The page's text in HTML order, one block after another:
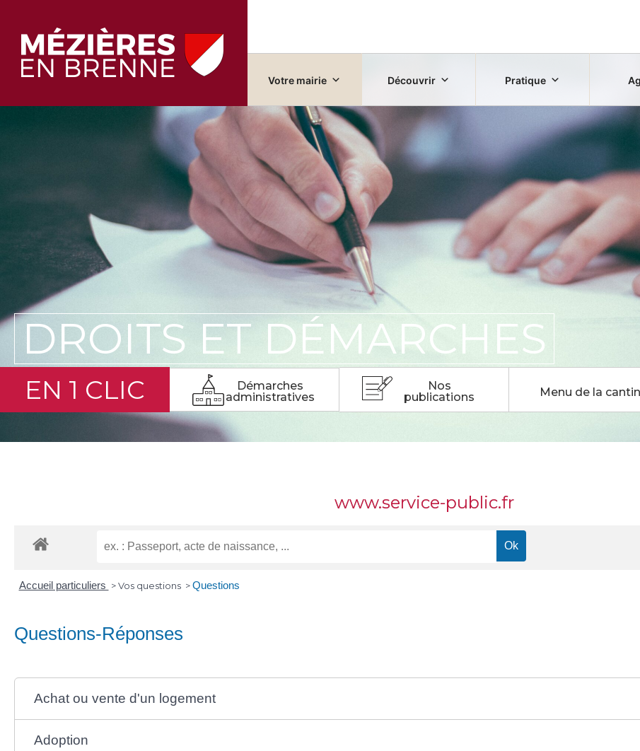
Votre mairie Découvrir Pratique
DROITS ET DÉMARCHES
EN 1 CLIC
Démarches
administratives
Nos
publications
Menu de la
VOTRE MAIRIE
www.service-public.fr
Accueil particuliers > Vos questions > Questions
Questions-Réponses
Achat ou vente d'un logement
Adoption